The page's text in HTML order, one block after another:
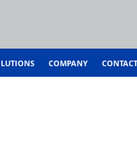
COMPANY CONTACT